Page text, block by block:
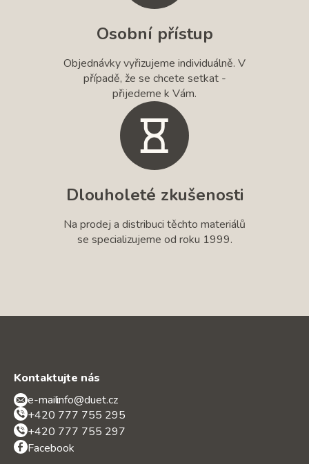
Osobní přístup
Objednávky vyřizujeme individuálně. V
případě, že se chcete setkat -
přijedeme k Vám.
Dlouholeté zkušenosti
Na prodej a distribuci těchto materiálů
se specializujeme od roku 1999.
Kontaktujte nás
e-mail:info@duet.cz
+420 777 755 295
+420 777 755 297
Facebook